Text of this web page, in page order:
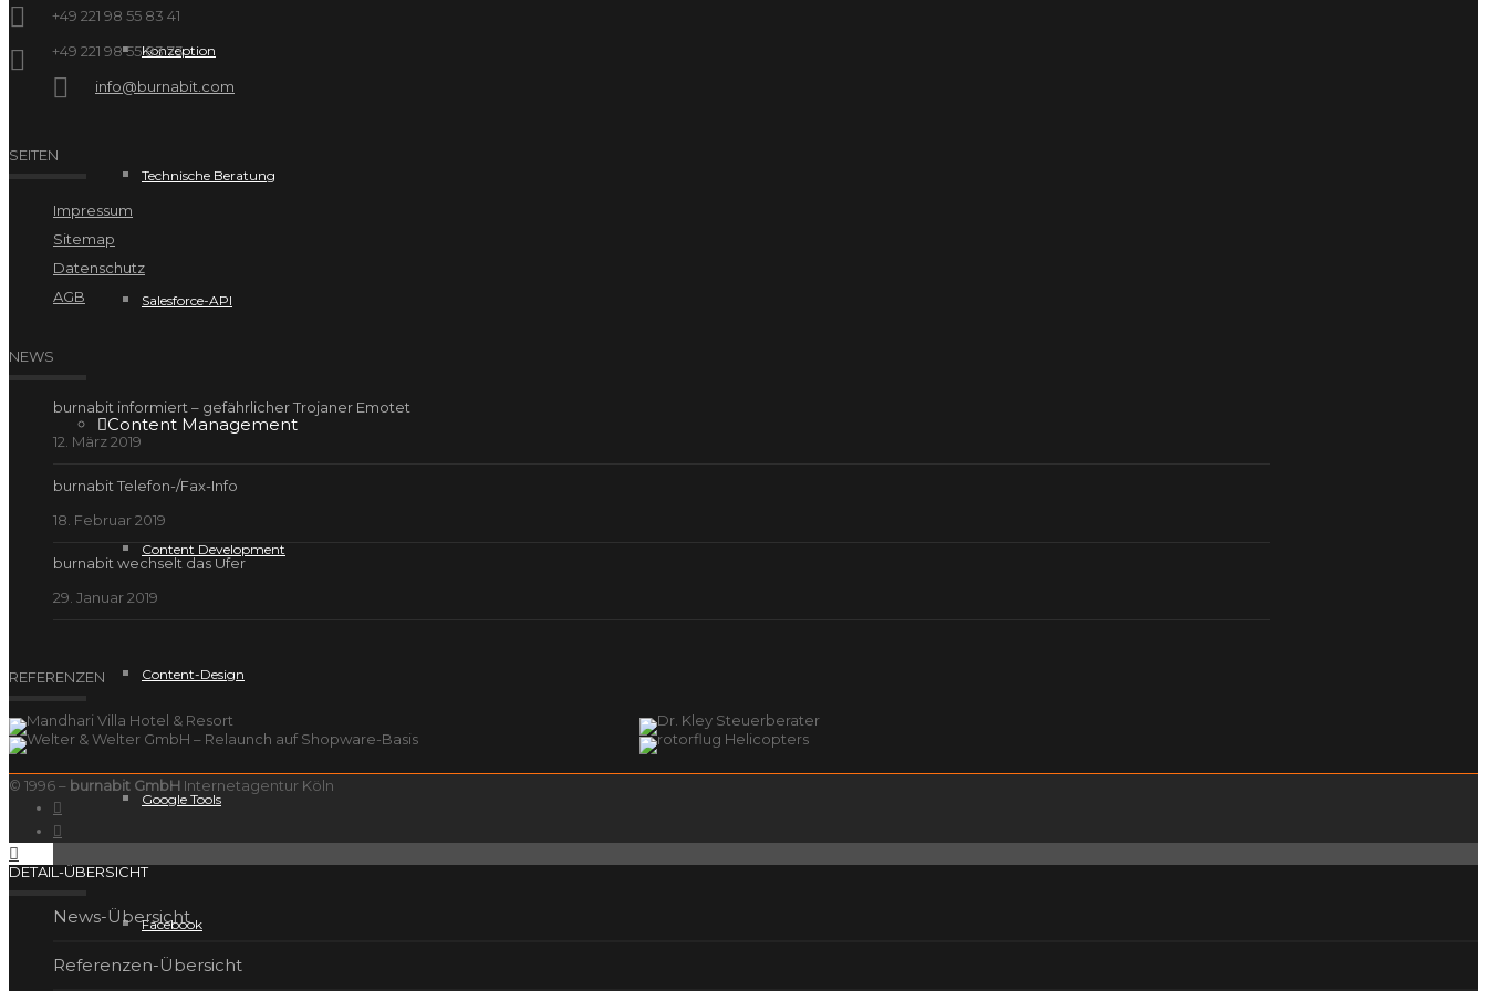
Konzeption
Technische Beratung
Salesforce-API
Content Management
Content Development
Content-Design
Google Tools
Facebook
+49 221 98 55 83 41
+49 221 98 55 83 73
info@burnabit.com
SEITEN
Impressum
Sitemap
Datenschutz
AGB
NEWS
burnabit informiert – gefährlicher Trojaner Emotet
12. März 2019
burnabit Telefon-/Fax-Info
18. Februar 2019
burnabit wechselt das Ufer
29. Januar 2019
REFERENZEN
© 1996 – burnabit GmbH Internetagentur Köln
DETAIL-ÜBERSICHT
News-Übersicht
Referenzen-Übersicht